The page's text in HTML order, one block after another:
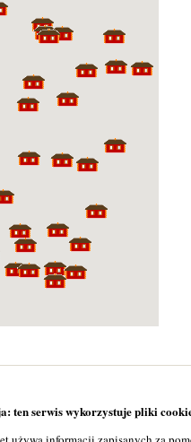
ten serwis wykorzystuje pliki